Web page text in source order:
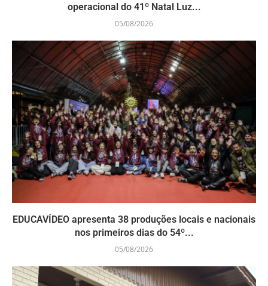
operacional do 41º Natal Luz...
05/08/2026
EDUCAVÍDEO apresenta 38 produções locais e nacionais
nos primeiros dias do 54º...
05/08/2026